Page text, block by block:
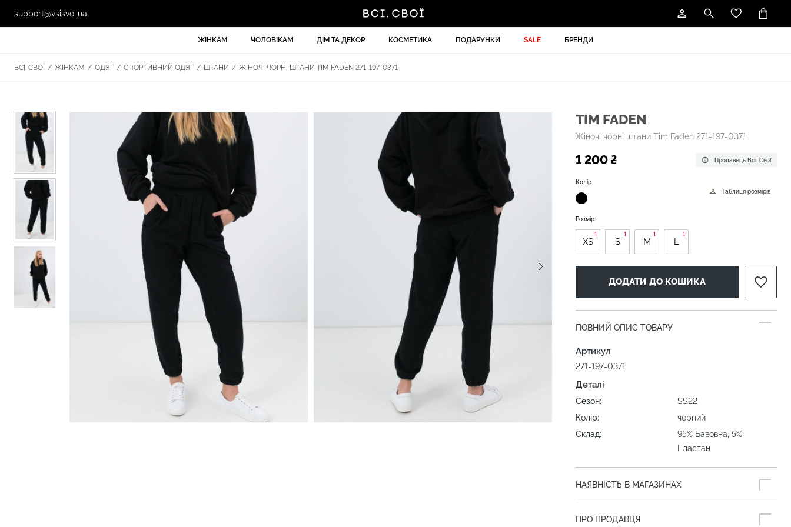
support@vsisvoi.ua
ЖІНКАМ ЧОЛОВІКАМ ДІМ ТА ДЕКОР КОСМЕТИКА ПОДАРУНКИ SALE БРЕНДИ
ВСІ. СВОЇ / ЖІНКАМ / ОДЯГ / СПОРТИВНИЙ ОДЯГ / ШТАНИ / ЖІНОЧІ ЧОРНІ ШТАНИ TIM FADEN 271-197-0371
TIM FADEN
Жіночі чорні штани Tim Faden 271-197-0371
1 200 ₴ Продавець Всі. Свої
Колір:
Таблиця розмірів
Розмір:
XS
1
S
1
M
1
L
1
ДОДАТИ ДО КОШИКА
ПОВНИЙ ОПИС ТОВАРУ
Артикул
271-197-0371
Деталі
Сезон:
SS22
Колір:
чорний
Склад:
95% Бавовна, 5%
Еластан
НАЯВНІСТЬ В МАГАЗИНАХ
ПРО ПРОДАВЦЯ